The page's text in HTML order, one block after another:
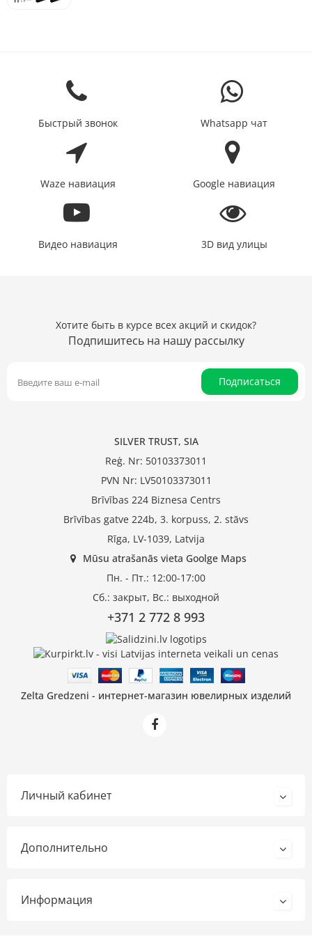
Быстрый звонок Whatsapp чат
Waze навиация Google навиация
Видео навиация 3D вид улицы
Хотите быть в курсе всех акций и скидок?
Подпишитесь на нашу рассылку
Подписаться
SILVER TRUST, SIA
Reģ. Nr: 50103373011
PVN Nr: LV50103373011
Brīvības 224 Biznesa Centrs
Brīvības gatve 224b, 3. korpuss, 2. stāvs
Rīga, LV-1039, Latvija
Mūsu atrašanās vieta Goolge Maps
Пн. - Пт.: 12:00-17:00
Сб.: закрыт, Вс.: выходной
+371 2 772 8 993
Zelta Gredzeni - интернет-магазин ювелирных изделий
Личный кабинет
Дополнительно
Информация